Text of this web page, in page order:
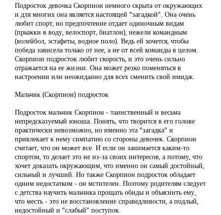
Подросток девочка Скорпион немного скрыта от окружающих
и для многих она является настоящей "загадкой". Она очень
любит спорт, но предпочтение отдает одиночным видам
(прыжки в воду, велоспорт, биатлон), нежели командным
(волейбол, эстафеты, водное поло). Ведь ей хочется, чтобы
победа зависела только от нее, а не от всей команды в целом.
Скорпион подросток любит скорость, и это очень сильно
отражается на ее жизни. Она может резко поменяться в
настроении или неожиданно для всех сменить свой имидж.
Мальчик (Скорпион) подросток
Подросток мальчик Скорпион - таинственный и весьма
непредсказуемый юноша. Понять, что творится в его голове
практически невозможно, но именно эта "загадка" и
привлекает к нему симпатию со стороны девочек. Скорпион
считает, что он может все. И если он занимается каким-то
спортом, то делает это не из-за своих интересов, а потому, что
хочет доказать окружающим, что именно он самый достойный,
сильный и лучший. Но также Скорпион подросток обладает
одним недостатком - он мстителен. Поэтому родителям следует
с детства научить мальчика прощать обиды и объяснить ему,
что месть - это не восстановление справедливости, а подлый,
недостойный и "слабый" поступок.